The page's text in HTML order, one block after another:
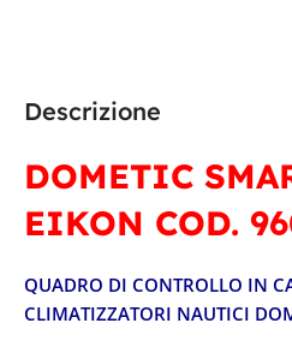
Descrizione
DOMETIC
EIKON COD.
QUADRO DI CONTROLLO IN
CLIMATIZZATORI NAUTICI